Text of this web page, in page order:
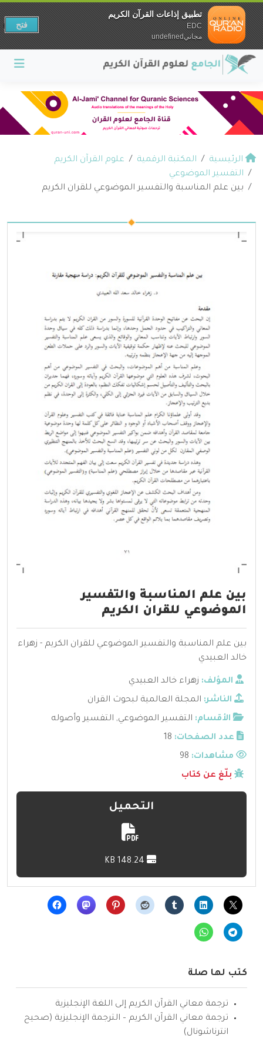
الرئيسية المكتبة الرقمية
علوم القرآن الكريم
التفسير الموضوعي
بين علم المناسبة والتفسير الموضوعي للقران الكريم
بين علم المناسبة والتفسير
الموضوعي للقران الكريم
بين علم المناسبة والتفسير الموضوعي للقران الكريم - زهراء
خالد العبيدي
المؤلف: زهراء خالد العبيدي
الناشر: المجلة العالمية لبحوث القران
الأقسام: التفسير الموضوعي, التفسير وأصوله
عدد الصفحات: 18
مشاهدات:
بلّغ عن كتاب
التحميل
كتب لها صلة
ترجمة معاني القرآن الكريم إلى اللغة الإنجليزية
ترجمة معاني القرآن الكريم – الترجمة الإنجليزية (صحيح
انترناشونال)
تطبيق إذاعات القرآن الكريم
EDC
مجانيundefined
فتح